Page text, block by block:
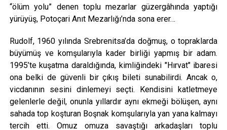
“ölüm yolu” denen toplu mezarlar güzergâhında yaptığı
yürüyüş, Potoçari Anıt Mezarlığı’nda sona erer…
Rudolf, 1960 yılında Srebrenitsa’da doğmuş, o topraklarda
büyümüş ve komşularıyla kader birliği yapmış bir adam.
1995’te kuşatma daraldığında, kimliğindeki "Hırvat" ibaresi
ona belki de güvenli bir çıkış bileti sunabilirdi. Ancak o,
vicdanının sesini dinlemeyi seçti. Kendisini katletmeye
gelenlerle değil, onunla yıllardır aynı ekmeği bölüşen, aynı
sahada top koşturan Boşnak komşularıyla yan yana kalmayı
tercih etti. Omuz omuza savaştığı arkadaşları toplu